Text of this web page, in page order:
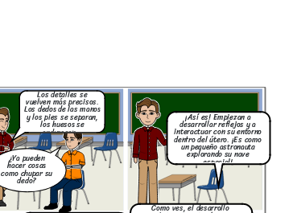
Los detalles se
vuelven más precisos.
Los dedos de las manos
y los pies se separan,
los huesos se
endurecen...
¿Ya pueden
hacer cosas
como chupar su
dedo?
¡Así es! Empiezan a
desarrollar reflejos y a
interactuar con su entorno
dentro del útero. ¡Es como
un pequeño astronauta
explorando su nave
espacial!
Como ves, el desarrollo